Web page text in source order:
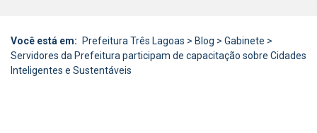
Você está em: Prefeitura Três Lagoas > Blog > Gabinete >
Servidores da Prefeitura participam de capacitação sobre Cidades
Inteligentes e Sustentáveis